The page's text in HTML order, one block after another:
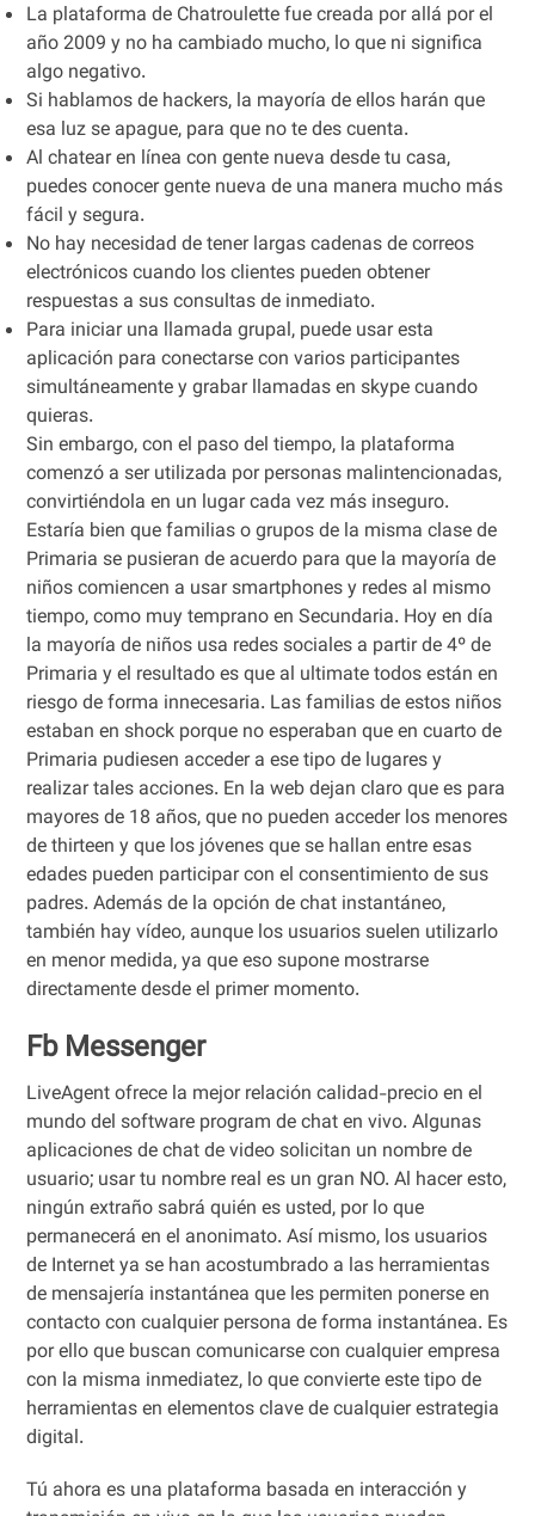
La plataforma de Chatroulette fue creada por allá por el
año 2009 y no ha cambiado mucho, lo que ni significa
algo negativo.
Si hablamos de hackers, la mayoría de ellos harán que
esa luz se apague, para que no te des cuenta.
Al chatear en línea con gente nueva desde tu casa,
puedes conocer gente nueva de una manera mucho más
fácil y segura.
No hay necesidad de tener largas cadenas de correos
electrónicos cuando los clientes pueden obtener
respuestas a sus consultas de inmediato.
Para iniciar una llamada grupal, puede usar esta
aplicación para conectarse con varios participantes
simultáneamente y grabar llamadas en skype cuando
quieras.
Sin embargo, con el paso del tiempo, la plataforma
comenzó a ser utilizada por personas malintencionadas,
convirtiéndola en un lugar cada vez más inseguro.
Estaría bien que familias o grupos de la misma clase de
Primaria se pusieran de acuerdo para que la mayoría de
niños comiencen a usar smartphones y redes al mismo
tiempo, como muy temprano en Secundaria. Hoy en día
la mayoría de niños usa redes sociales a partir de 4º de
Primaria y el resultado es que al ultimate todos están en
riesgo de forma innecesaria. Las familias de estos niños
estaban en shock porque no esperaban que en cuarto de
Primaria pudiesen acceder a ese tipo de lugares y
realizar tales acciones. En la web dejan claro que es para
mayores de 18 años, que no pueden acceder los menores
de thirteen y que los jóvenes que se hallan entre esas
edades pueden participar con el consentimiento de sus
padres. Además de la opción de chat instantáneo,
también hay vídeo, aunque los usuarios suelen utilizarlo
en menor medida, ya que eso supone mostrarse
directamente desde el primer momento.
Fb Messenger
LiveAgent ofrece la mejor relación calidad-precio en el
mundo del software program de chat en vivo. Algunas
aplicaciones de chat de video solicitan un nombre de
usuario; usar tu nombre real es un gran NO. Al hacer esto,
ningún extraño sabrá quién es usted, por lo que
permanecerá en el anonimato. Así mismo, los usuarios
de Internet ya se han acostumbrado a las herramientas
de mensajería instantánea que les permiten ponerse en
contacto con cualquier persona de forma instantánea. Es
por ello que buscan comunicarse con cualquier empresa
con la misma inmediatez, lo que convierte este tipo de
herramientas en elementos clave de cualquier estrategia
digital.
Tú ahora es una plataforma basada en interacción y